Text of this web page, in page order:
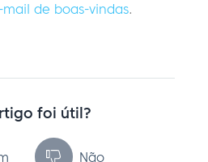
de boas-vindas.
foi útil?
Não